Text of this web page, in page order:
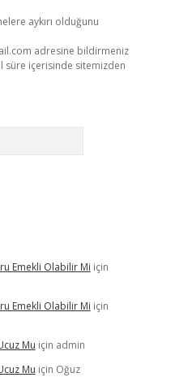
aykırı olduğunu
adresine bildirmeniz
süre içerisinde sitemizden
Emekli Olabilir Mi için
Emekli Olabilir Mi için
Mu için admin
Mu için Oğuz